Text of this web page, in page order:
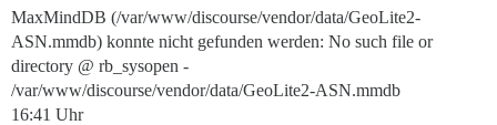
MaxMindDB (/var/www/discourse/vendor/data/GeoLite2-
ASN.mmdb) konnte nicht gefunden werden: No such file or
directory @ rb_sysopen -
/var/www/discourse/vendor/data/GeoLite2-ASN.mmdb
16:41 Uhr